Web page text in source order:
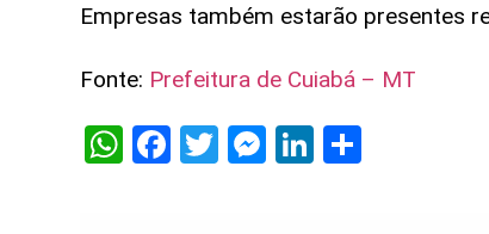
Empresas também estarão presentes
Fonte: Prefeitura de Cuiabá – MT
WhatsApp
Facebook
Twitter
Messenger
LinkedIn